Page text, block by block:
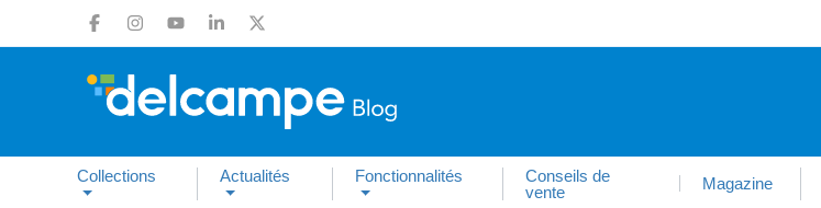
Collections Actualités Fonctionnalités
Conseils de
vente
Magazine